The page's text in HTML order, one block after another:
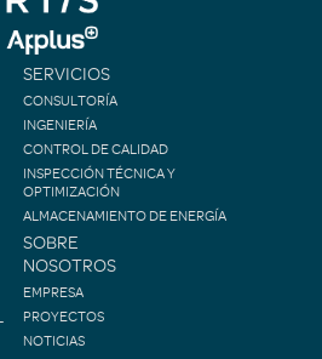
SERVICIOS
CONSULTORÍA
INGENIERÍA
CONTROL DE CALIDAD
INSPECCIÓN TÉCNICA Y
OPTIMIZACIÓN
ALMACENAMIENTO DE ENERGÍA
SOBRE
NOSOTROS
EMPRESA
PROYECTOS
NOTICIAS